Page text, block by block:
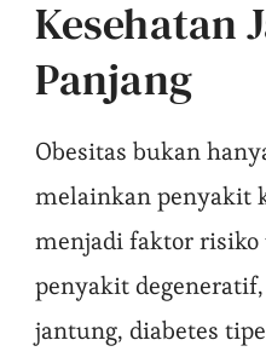
Kesehatan
Panjang
Obesitas bukan
melainkan penyakit
menjadi faktor risiko
penyakit
jantung, diabetes